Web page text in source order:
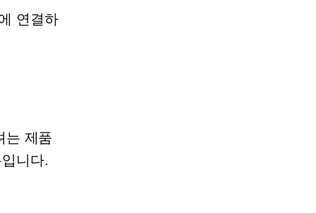
연결하
는 제품
니다.